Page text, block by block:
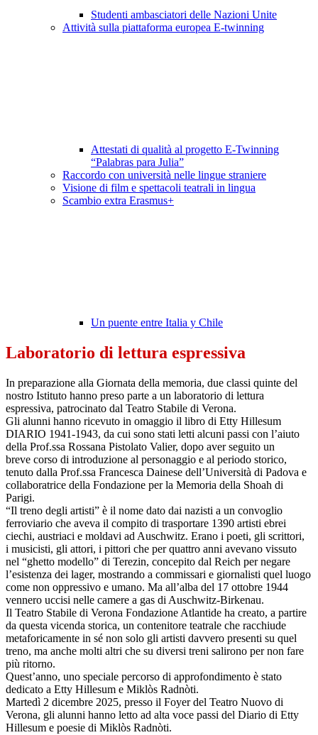
Studenti ambasciatori delle Nazioni Unite
Attività sulla piattaforma europea E-twinning
Attestati di qualità al progetto E-Twinning
“Palabras para Julia”
Raccordo con università nelle lingue straniere
Visione di film e spettacoli teatrali in lingua
Scambio extra Erasmus+
Un puente entre Italia y Chile
Laboratorio di lettura espressiva
In preparazione alla Giornata della memoria, due classi quinte del
nostro Istituto hanno preso parte a un laboratorio di lettura
espressiva, patrocinato dal Teatro Stabile di Verona.
Gli alunni hanno ricevuto in omaggio il libro di Etty Hillesum
DIARIO 1941-1943, da cui sono stati letti alcuni passi con l’aiuto
della Prof.ssa Rossana Pistolato Valier, dopo aver seguito un
breve corso di introduzione al personaggio e al periodo storico,
tenuto dalla Prof.ssa Francesca Dainese dell’Università di Padova e
collaboratrice della Fondazione per la Memoria della Shoah di
Parigi.
“Il treno degli artisti” è il nome dato dai nazisti a un convoglio
ferroviario che aveva il compito di trasportare 1390 artisti ebrei
ciechi, austriaci e moldavi ad Auschwitz. Erano i poeti, gli scrittori,
i musicisti, gli attori, i pittori che per quattro anni avevano vissuto
nel “ghetto modello” di Terezin, concepito dal Reich per negare
l’esistenza dei lager, mostrando a commissari e giornalisti quel luogo
come non oppressivo e umano. Ma all’alba del 17 ottobre 1944
vennero uccisi nelle camere a gas di Auschwitz-Birkenau.
Il Teatro Stabile di Verona Fondazione Atlantide ha creato, a partire
da questa vicenda storica, un contenitore teatrale che racchiude
metaforicamente in sé non solo gli artisti davvero presenti su quel
treno, ma anche molti altri che su diversi treni salirono per non fare
più ritorno.
Quest’anno, uno speciale percorso di approfondimento è stato
dedicato a Etty Hillesum e Miklòs Radnòti.
Martedì 2 dicembre 2025, presso il Foyer del Teatro Nuovo di
Verona, gli alunni hanno letto ad alta voce passi del Diario di Etty
Hillesum e poesie di Miklòs Radnòti.